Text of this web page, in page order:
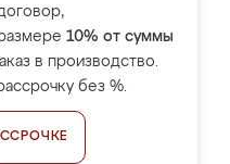
10% от суммы
в производство.
без %.